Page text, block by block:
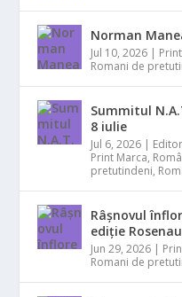
Norman
Jul 10, 2026 |
Romani de
Summitul
8 iulie
Jul 6, 2026 |
Print Marca,
pretutindeni,
Râșnovul
ediție
Jun 29, 2026 |
Romani de